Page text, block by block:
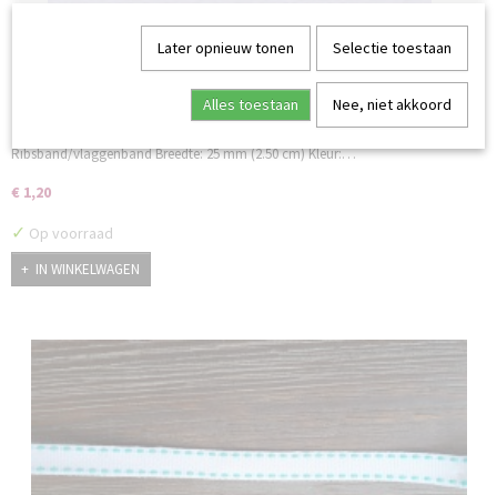
Ribsband 25 mm rood/wit/blauw gestreept per meter
Ribsband/vlaggenband Breedte: 25 mm (2.50 cm) Kleur:…
€ 1,20
✓ Op voorraad
IN WINKELWAGEN
Later opnieuw tonen Selectie toestaan
Alles toestaan Nee, niet akkoord